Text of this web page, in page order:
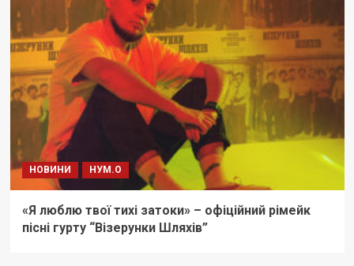
НОВИНИ НУМ.О
«Я люблю твої тихі затоки» – офіційний рімейк
пісні гурту “Візерунки Шляхів”